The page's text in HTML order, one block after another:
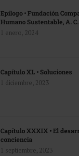
Epílogo • Fundación
Humano Sustentable, A. C.
1 enero, 2024
Capítulo XL • Soluciones
1 diciembre, 2023
Capítulo XXXIX • El
conciencia
1 septiembre, 2023